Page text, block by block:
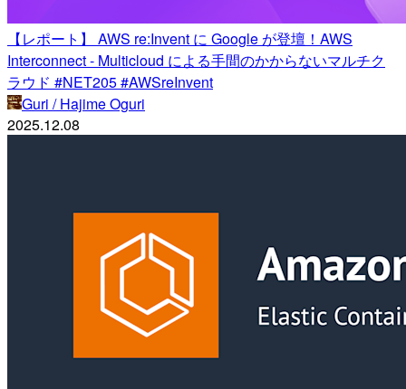
【レポート】 AWS re:Invent に Google が登壇！AWS
Interconnect - Multicloud による手間のかからないマルチク
ラウド #NET205 #AWSreInvent
Guri / Hajime Oguri
2025.12.08